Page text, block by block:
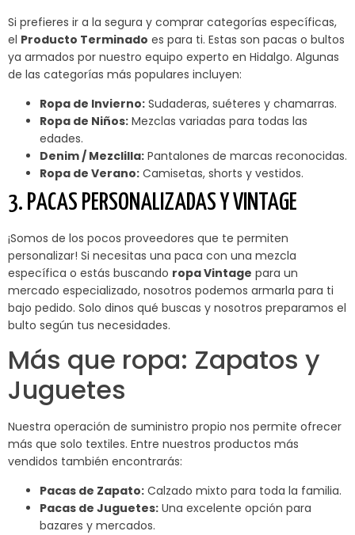
Si prefieres ir a la segura y comprar categorías específicas,
el Producto Terminado es para ti. Estas son pacas o bultos
ya armados por nuestro equipo experto en Hidalgo. Algunas
de las categorías más populares incluyen:
Ropa de Invierno: Sudaderas, suéteres y chamarras.
Ropa de Niños: Mezclas variadas para todas las
edades.
Denim / Mezclilla: Pantalones de marcas reconocidas.
Ropa de Verano: Camisetas, shorts y vestidos.
3. PACAS PERSONALIZADAS Y VINTAGE
¡Somos de los pocos proveedores que te permiten
personalizar! Si necesitas una paca con una mezcla
específica o estás buscando ropa Vintage para un
mercado especializado, nosotros podemos armarla para ti
bajo pedido. Solo dinos qué buscas y nosotros preparamos el
bulto según tus necesidades.
Más que ropa: Zapatos y
Juguetes
Nuestra operación de suministro propio nos permite ofrecer
más que solo textiles. Entre nuestros productos más
vendidos también encontrarás:
Pacas de Zapato: Calzado mixto para toda la familia.
Pacas de Juguetes: Una excelente opción para
bazares y mercados.